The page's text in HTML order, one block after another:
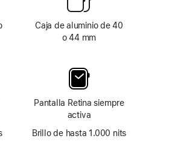
Caja de aluminio de 40
o 44 mm
Pantalla Retina siempre
activa
Brillo de hasta 1.000 nits